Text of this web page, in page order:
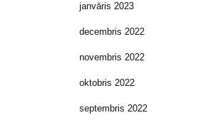
janvāris 2023
decembris 2022
novembris 2022
oktobris 2022
septembris 2022